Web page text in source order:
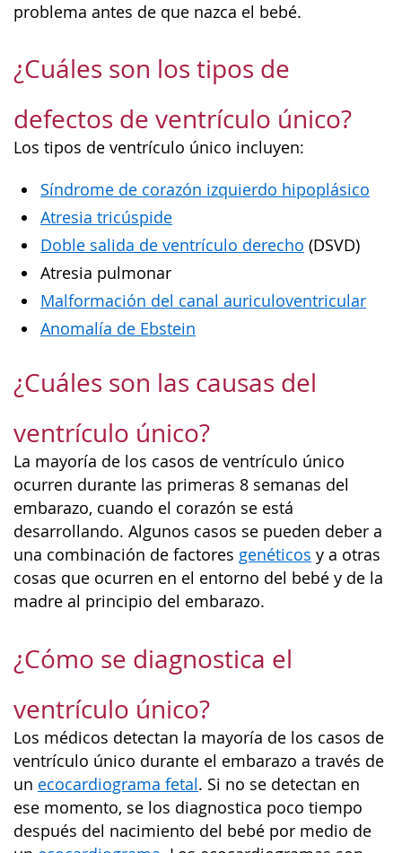
problema antes de que nazca el bebé.
¿Cuáles son los tipos de
defectos de ventrículo único?
Los tipos de ventrículo único incluyen:
Síndrome de corazón izquierdo hipoplásico
Atresia tricúspide
Doble salida de ventrículo derecho (DSVD)
Atresia pulmonar
Malformación del canal auriculoventricular
Anomalía de Ebstein
¿Cuáles son las causas del
ventrículo único?
La mayoría de los casos de ventrículo único
ocurren durante las primeras 8 semanas del
embarazo, cuando el corazón se está
desarrollando. Algunos casos se pueden deber a
una combinación de factores genéticos y a otras
cosas que ocurren en el entorno del bebé y de la
madre al principio del embarazo.
¿Cómo se diagnostica el
ventrículo único?
Los médicos detectan la mayoría de los casos de
ventrículo único durante el embarazo a través de
un ecocardiograma fetal. Si no se detectan en
ese momento, se los diagnostica poco tiempo
después del nacimiento del bebé por medio de